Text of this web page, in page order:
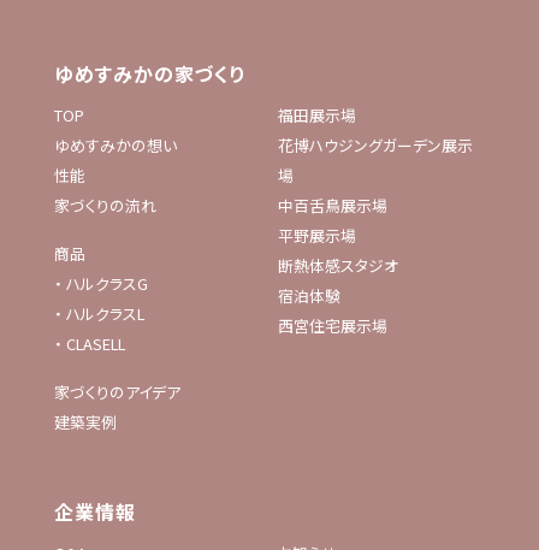
ゆめすみかの家づくり
TOP
ゆめすみかの想い
性能
家づくりの流れ
商品
・ ハルクラスG
・ ハルクラスL
・ CLASELL
家づくりのアイデア
建築実例
福田展示場
花博ハウジングガーデン展示
場
中百舌鳥展示場
平野展示場
断熱体感スタジオ
宿泊体験
西宮住宅展示場
企業情報